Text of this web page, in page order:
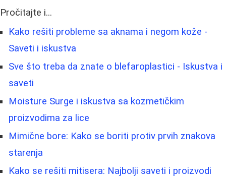
Pročitajte i...
Kako rešiti probleme sa aknama i negom kože -
Saveti i iskustva
Sve što treba da znate o blefaroplastici - Iskustva i
saveti
Moisture Surge i iskustva sa kozmetičkim
proizvodima za lice
Mimične bore: Kako se boriti protiv prvih znakova
starenja
Kako se rešiti mitisera: Najbolji saveti i proizvodi